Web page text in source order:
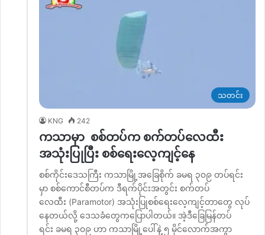
သတင်း
KNG 242
ကသာမှာ စစ်တပ်က စက်တပ်လေထီး
အသုံးပြုပြီး စစ်ရေးလေ့ကျင့်နေ
စစ်ကိုင်းဒေသကြီး ကသာမြို့အခြေစိုက် ခမရ ၃၀၉ တပ်ရင်း
မှာ စစ်ကောင်စီတပ်က ဒီရက်ပိုင်းအတွင်း စက်တပ်
လေထီး (Paramotor) အသုံးပြုစစ်ရေးလေ့ကျင့်တာတွေ လုပ်
နေတယ်လို့ ဒေသခံတွေကပြောပါတယ်။ အဲ့ဒီခြေမြန်တပ်
ရင်း ခမရ ၃၀၉ ဟာ ကသာမြို့ပေါ်နဲ့ ၅ မိုင်လောက်အကွာ